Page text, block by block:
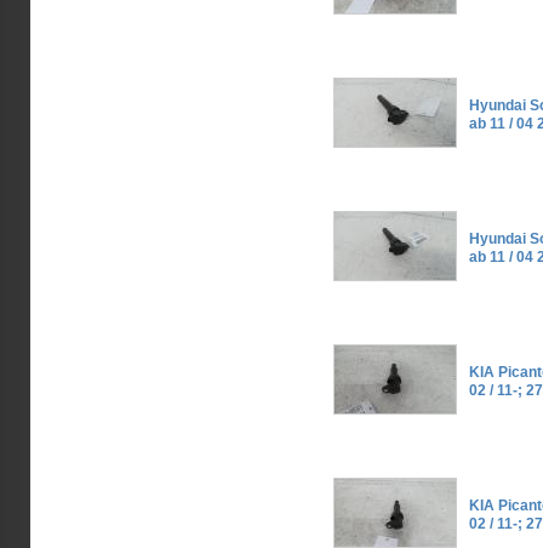
Hyundai
ab 11 / 04
Hyundai
ab 11 / 04
KIA
02 / 11-;
KIA
02 / 11-;